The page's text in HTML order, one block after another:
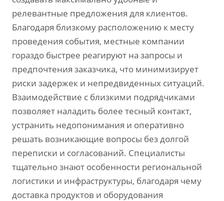
релевантные предложения для клиентов.
Благодаря близкому расположению к месту
проведения события, местные компании
гораздо быстрее реагируют на запросы и
предпочтения заказчика, что минимизирует
риски задержек и непредвиденных ситуаций.
Взаимодействие с близкими подрядчиками
позволяет наладить более тесный контакт,
устранить недопонимания и оперативно
решать возникающие вопросы без долгой
переписки и согласований. Специалисты
тщательно знают особенности региональной
логистики и инфраструктуры, благодаря чему
доставка продуктов и оборудования